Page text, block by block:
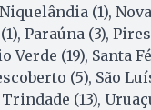
(1),
Paraúna (3),
(19), Santa
(5), São
(13),